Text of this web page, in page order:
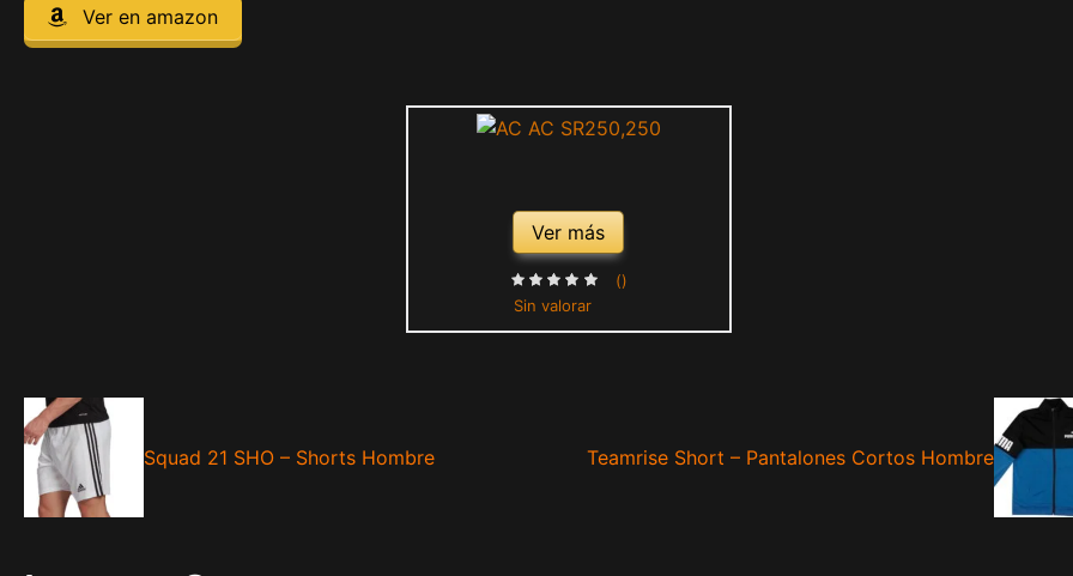
Ver en amazon
Ver más
Sin valorar
()
Squad 21 SHO – Shorts Hombre Teamrise Short – Pantalones Cortos Hombre